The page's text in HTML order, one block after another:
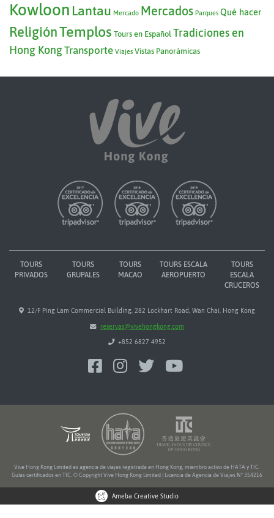
Kowloon Lantau Mercado Mercados Parques Qué hacer
ReligiónTemplos Tours en Español Tradiciones en
Hong KongTransporte Viajes Vistas Panorámicas
TOURS
PRIVADOS
TOURS
GRUPALES
TOURS
MACAO
TOURS ESCALA
AEROPUERTO
TOURS
ESCALA
CRUCEROS
12/F Ping Lam Commercial Building, 282 Lockhart Road, Wan Chai, Hong Kong
reservas@vivehongkong.com
+852 6827 4952
Vive Hong Kong Limited es agencia de viajes registrada en Hong Kong, miembro activo de HATA y TIC.
Guías certificados en TIC. © Copyright Vive Hong Kong Limited | Licencia de Agencia de Viajes Nº 354216
Ameba Creative Studio